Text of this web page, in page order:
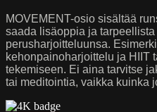
MOVEMENT-osio sisältää
saada lisäoppia ja tarpeellista
perusharjoitteluunsa.
kehonpainoharjoittelu ja HIIT
tekemiseen. Ei aina tarvitse
tai meditointia, vaikka kuinka